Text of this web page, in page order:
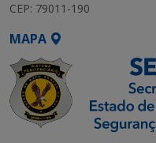
CEP: 79011-190
MAPA